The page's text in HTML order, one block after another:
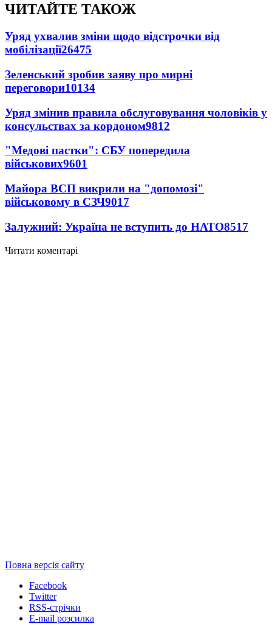
ЧИТАЙТЕ ТАКОЖ
Уряд ухвалив зміни щодо відстрочки від
мобілізації26475
Зеленський зробив заяву про мирні
переговори10134
Уряд змінив правила обслуговування чоловіків у
консульствах за кордоном9812
"Медові пастки": СБУ попередила
військових9601
Майора ВСП викрили на "допомозі"
військовому в СЗЧ9017
Залужний: Україна не вступить до НАТО8517
Читати коментарі
Повна версія сайту
Facebook
Twitter
RSS-стрічки
E-mail розсилка